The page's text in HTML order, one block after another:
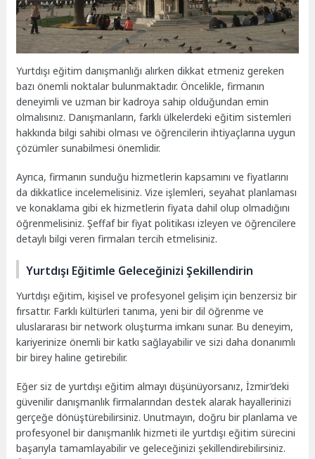
Yurtdışı eğitim danışmanlığı alırken dikkat etmeniz gereken
bazı önemli noktalar bulunmaktadır. Öncelikle, firmanın
deneyimli ve uzman bir kadroya sahip olduğundan emin
olmalısınız. Danışmanların, farklı ülkelerdeki eğitim sistemleri
hakkında bilgi sahibi olması ve öğrencilerin ihtiyaçlarına uygun
çözümler sunabilmesi önemlidir.
Ayrıca, firmanın sunduğu hizmetlerin kapsamını ve fiyatlarını
da dikkatlice incelemelisiniz. Vize işlemleri, seyahat planlaması
ve konaklama gibi ek hizmetlerin fiyata dahil olup olmadığını
öğrenmelisiniz. Şeffaf bir fiyat politikası izleyen ve öğrencilere
detaylı bilgi veren firmaları tercih etmelisiniz.
Yurtdışı Eğitimle Geleceğinizi Şekillendirin
Yurtdışı eğitim, kişisel ve profesyonel gelişim için benzersiz bir
fırsattır. Farklı kültürleri tanıma, yeni bir dil öğrenme ve
uluslararası bir network oluşturma imkanı sunar. Bu deneyim,
kariyerinize önemli bir katkı sağlayabilir ve sizi daha donanımlı
bir birey haline getirebilir.
Eğer siz de yurtdışı eğitim almayı düşünüyorsanız, İzmir’deki
güvenilir danışmanlık firmalarından destek alarak hayallerinizi
gerçeğe dönüştürebilirsiniz. Unutmayın, doğru bir planlama ve
profesyonel bir danışmanlık hizmeti ile yurtdışı eğitim sürecini
başarıyla tamamlayabilir ve geleceğinizi şekillendirebilirsiniz.